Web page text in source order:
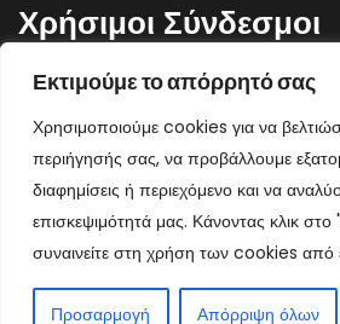
Εκτιμούμε το απόρρητό σας
Χρησιμοποιούμε cookies για να
περιήγησής σας, να προβάλλουμε
διαφημίσεις ή περιεχόμενο και να
επισκεψιμότητά μας. Κάνοντας κλικ
συναινείτε στη χρήση των cookies από
Προσαρμογή Απόρριψη όλων
Χρήσιμοι Σύνδεσμοι
Υπουργείο αγροτικής ανάπτυξης
Περιφέρεια Κεντρικής Μακεδονίας
Υπουργείο Οικονομικών